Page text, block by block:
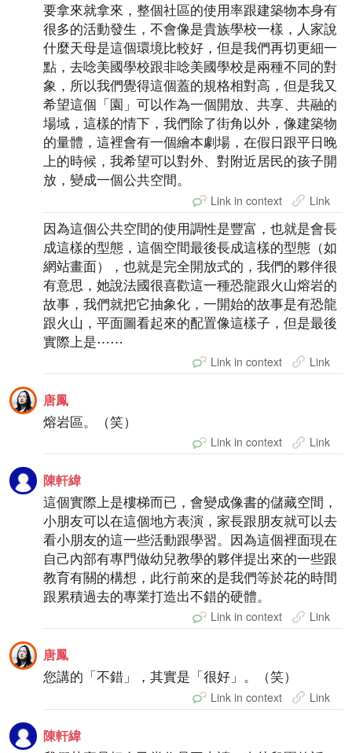
要拿來就拿來，整個社區的使用率跟建築物本身有
很多的活動發生，不會像是貴族學校一樣，人家說
什麼天母是這個環境比較好，但是我們再切更細一
點，去唸美國學校跟非唸美國學校是兩種不同的對
象，所以我們覺得這個蓋的規格相對高，但是我又
希望這個「園」可以作為一個開放、共享、共融的
場域，這樣的情下，我們除了街角以外，像建築物
的量體，這裡會有一個繪本劇場，在假日跟平日晚
上的時候，我希望可以對外、對附近居民的孩子開
放，變成一個公共空間。
Link in context Link
因為這個公共空間的使用調性是豐富，也就是會長
成這樣的型態，這個空間最後長成這樣的型態（如
網站畫面），也就是完全開放式的，我們的夥伴很
有意思，她說法國很喜歡這一種恐龍跟火山熔岩的
故事，我們就把它抽象化，一開始的故事是有恐龍
跟火山，平面圖看起來的配置像這樣子，但是最後
實際上是⋯⋯
Link in context Link
唐鳳
熔岩區。（笑）
Link in context Link
陳軒緯
這個實際上是樓梯而已，會變成像書的儲藏空間，
小朋友可以在這個地方表演，家長跟朋友就可以去
看小朋友的這一些活動跟學習。因為這個裡面現在
自己內部有專門做幼兒教學的夥伴提出來的一些跟
教育有關的構想，此行前來的是我們等於花的時間
跟累積過去的專業打造出不錯的硬體。
Link in context Link
唐鳳
您講的「不錯」，其實是「很好」。（笑）
Link in context Link
陳軒緯